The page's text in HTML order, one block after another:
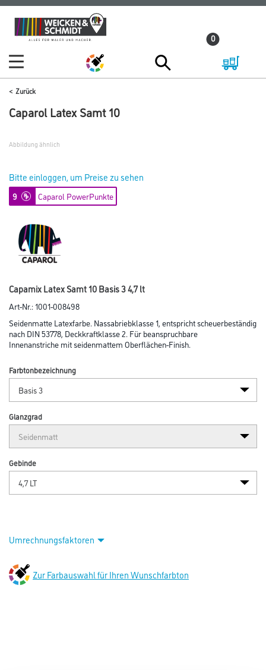
Zum
Inhalt
Zum
Navigationsmenü
0
Zurück
Caparol Latex Samt 10
Abbildung ähnlich
Bitte einloggen, um Preise zu sehen
9 Caparol PowerPunkte
Capamix Latex Samt 10 Basis 3 4,7 lt
Art-Nr.:1001-008498
Seidenmatte Latexfarbe. Nassabriebklasse 1, entspricht scheuerbeständig
nach DIN 53778, Deckkraftklasse 2. Für beanspruchbare
Innenanstriche mit seidenmattem Oberflächen-Finish.
Farbtonbezeichnung
Glanzgrad
Gebinde
Umrechnungsfaktoren
Zur Farbauswahl für Ihren Wunschfarbton